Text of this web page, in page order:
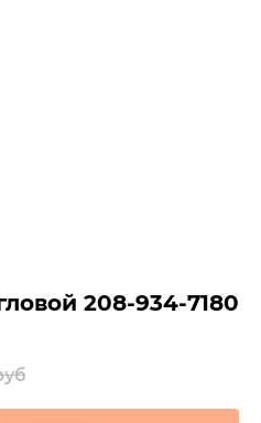
208-934-7180